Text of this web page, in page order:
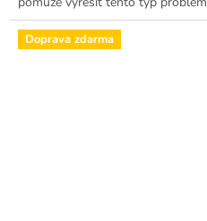
Doprava zdarma